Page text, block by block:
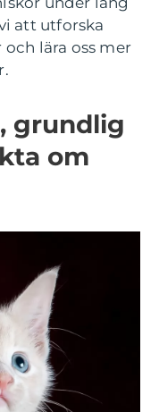
att utforska
lära oss mer
grundlig
om